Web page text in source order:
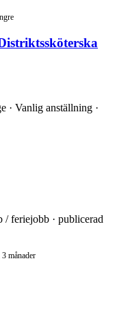
· Vanlig anställning ·
/ feriejobb · publicerad
månader